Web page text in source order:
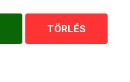
TÖRLÉS